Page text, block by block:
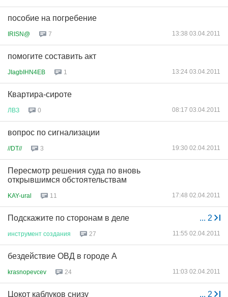
пособие на погребение
IRISN@ 7 13:38 03.04.2011
помогите составить акт
JIagbIHN4EB 1 13:24 03.04.2011
Квартира-сироте
ЛВЗ 0 08:17 03.04.2011
вопрос по сигнализации
//DT// 3 19:30 02.04.2011
Пересмотр решения суда по вновь
открывшимся обстоятельствам
KAY-ural 11 17:48 02.04.2011
... 2
Подскажите по сторонам в деле
инструмент создания 27 11:55 02.04.2011
бездействие ОВД в городе А
krasnopevcev 24 11:03 02.04.2011
... 2
Цокот каблуков снизу